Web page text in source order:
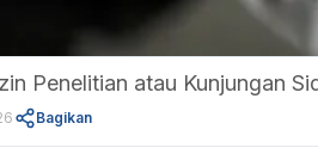
Penelitian atau Kunjungan
Bagikan